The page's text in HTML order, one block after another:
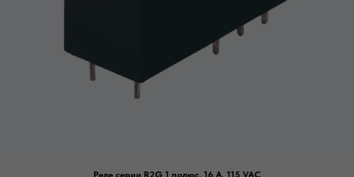
Реле серии R2G 1 полюс, 16 А, 115 VAC